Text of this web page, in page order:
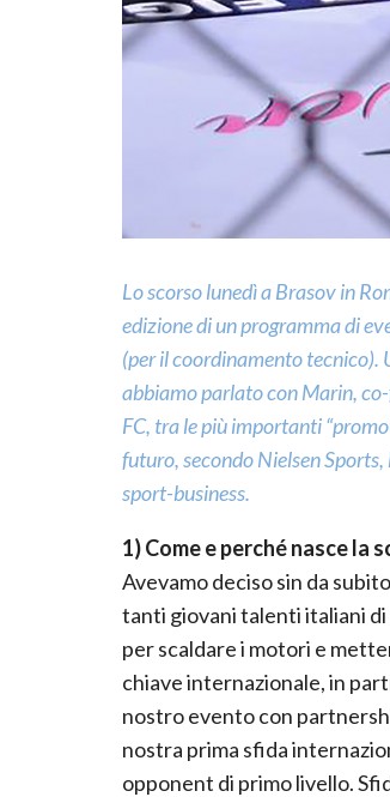
Lo scorso lunedì a Brasov in
edizione di un programma di
(per il coordinamento tecnico).
abbiamo parlato con Marin,
FC, tra le più importanti
futuro, secondo Nielsen
sport-business.
1) Come e perché nasce la
Avevamo deciso sin da
tanti giovani talenti italiani
per scaldare i motori e
chiave internazionale, in
nostro evento con
nostra prima sfida
opponent di primo livello.